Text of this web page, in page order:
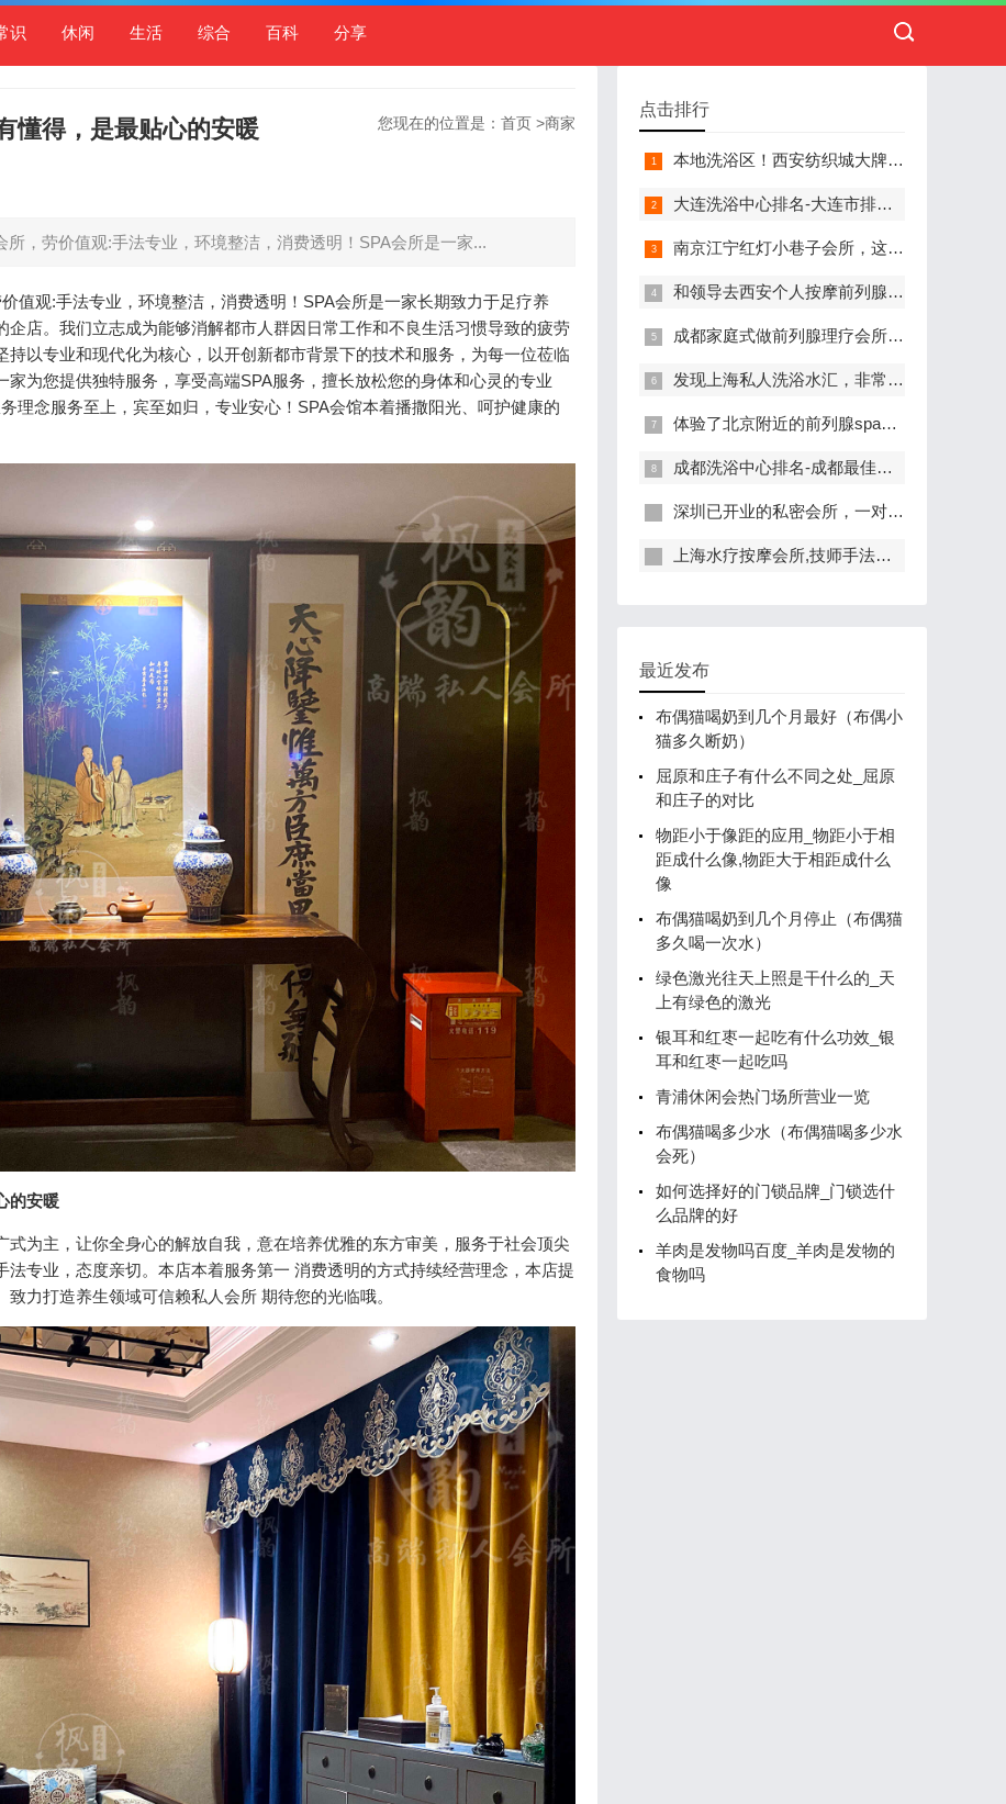
识 休闲 生活 综合 百科 分享
您现在的位置是： 首页 >商家
懂得，是最贴心的安暖
，劳价值观:手法专业，环境整洁，消费透明！SPA会所是一家...
值观:手法专业，环境整洁，消费透明！SPA会所是一家长期致力于足疗养
店。我们立志成为能够消解都市人群因日常工作和不良生活习惯导致的疲劳
以专业和现代化为核心，以开创新都市背景下的技术和服务，为每一位莅临
为您提供独特服务，享受高端SPA服务，擅长放松您的身体和心灵的专业
理念服务至上，宾至如归，专业安心！SPA会馆本着播撒阳光、呵护健康的
的安暖
为主，让你全身心的解放自我，意在培养优雅的东方审美，服务于社会顶尖
专业，态度亲切。本店本着服务第一 消费透明的方式持续经营理念，本店提
力打造养生领域可信赖私人会所 期待您的光临哦。
点击排行
本地洗浴区！西安纺织城大牌精英男子会馆.让你不负此行（新项目)）
大连洗浴中心排名-大连市排名前十的洗浴中心盘点
南京江宁红灯小巷子会所，这里您来了就不想走
和领导去西安个人按摩前列腺私人养生馆，体验一次最舒心的感受
成都家庭式做前列腺理疗会所,按摩按得特别舒服，放松减压的好地方
发现上海私人洗浴水汇，非常值得推荐的一个休闲场所
体验了北京附近的前列腺spa养生馆，刚体验完就忍不住分享出来
成都洗浴中心排名-成都最佳洗浴中心TOP10排名
深圳已开业的私密会所，一对一服务，保证给你带来绝佳体验
上海水疗按摩会所,技师手法专业，休闲度假的好去处
最近发布
布偶猫喝奶到几个月最好（布偶小
猫多久断奶）
屈原和庄子有什么不同之处_屈原
和庄子的对比
物距小于像距的应用_物距小于相
距成什么像,物距大于相距成什么
像
布偶猫喝奶到几个月停止（布偶猫
多久喝一次水）
绿色激光往天上照是干什么的_天
上有绿色的激光
银耳和红枣一起吃有什么功效_银
耳和红枣一起吃吗
青浦休闲会热门场所营业一览
布偶猫喝多少水（布偶猫喝多少水
会死）
如何选择好的门锁品牌_门锁选什
么品牌的好
羊肉是发物吗百度_羊肉是发物的
食物吗